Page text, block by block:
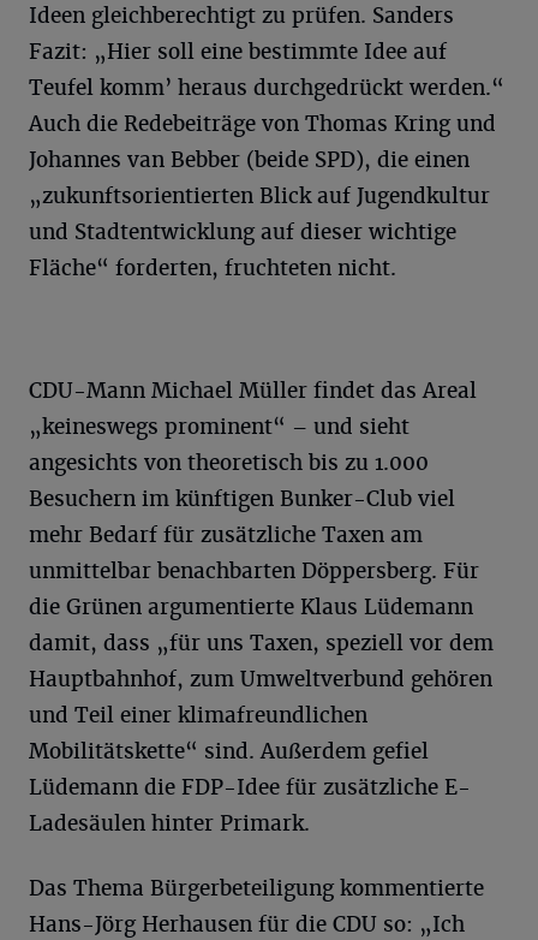
Ideen gleichberechtigt zu prüfen. Sanders
Fazit: „Hier soll eine bestimmte Idee auf
Teufel komm’ heraus durchgedrückt werden.“
Auch die Redebeiträge von Thomas Kring und
Johannes van Bebber (beide SPD), die einen
„zukunftsorientierten Blick auf Jugendkultur
und Stadtentwicklung auf dieser wichtige
Fläche“ forderten, fruchteten nicht.
CDU-Mann Michael Müller findet das Areal
„keineswegs prominent“ – und sieht
angesichts von theoretisch bis zu 1.000
Besuchern im künftigen Bunker-Club viel
mehr Bedarf für zusätzliche Taxen am
unmittelbar benachbarten Döppersberg. Für
die Grünen argumentierte Klaus Lüdemann
damit, dass „für uns Taxen, speziell vor dem
Hauptbahnhof, zum Umweltverbund gehören
und Teil einer klimafreundlichen
Mobilitätskette“ sind. Außerdem gefiel
Lüdemann die FDP-Idee für zusätzliche E-
Ladesäulen hinter Primark.
Das Thema Bürgerbeteiligung kommentierte
Hans-Jörg Herhausen für die CDU so: „Ich